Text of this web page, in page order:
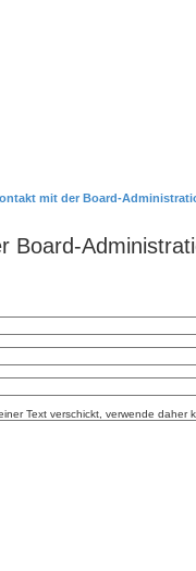
mit der Board-
Board-
Text verschickt, verwende